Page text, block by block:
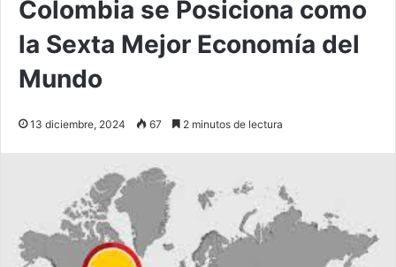
Colombia se Posiciona como
la Sexta Mejor Economía del
Mundo
13 diciembre, 2024 67 2 minutos de lectura